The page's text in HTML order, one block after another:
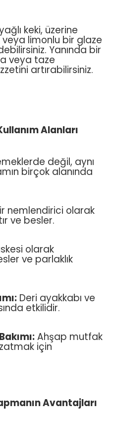
keki, üzerine
limonlu bir glaze
Yanında bir
veya taze
artırabilirsiniz.
Alanları
değil, aynı
birçok alanında
nemlendirici olarak
ve besler.
olarak
ve parlaklık
Deri ayakkabı ve
etkilidir.
Ahşap mutfak
için
Avantajları